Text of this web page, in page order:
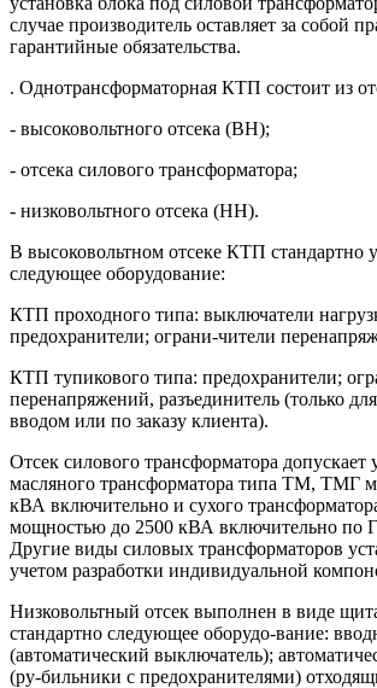
случае производитель оставляет за собой
гарантийные обязательства.
. Однотрансформаторная КТП состоит из
- высоковольтного отсека (ВН);
- отсека силового трансформатора;
- низковольтного отсека (НН).
В высоковольтном отсеке КТП стандартно
следующее оборудование:
КТП проходного типа: выключатели
предохранители; ограни-чители
КТП тупикового типа: предохранители;
перенапряжений, разъединитель (только
вводом или по заказу клиента).
Отсек силового трансформатора допускает
масляного трансформатора типа ТМ, ТМГ
кВА включительно и сухого
мощностью до 2500 кВА включительно по
Другие виды силовых трансформаторов
учетом разработки индивидуальной
Низковольтный отсек выполнен в виде
стандартно следующее оборудо-вание:
(автоматический выключатель);
(ру-бильники с предохранителями)